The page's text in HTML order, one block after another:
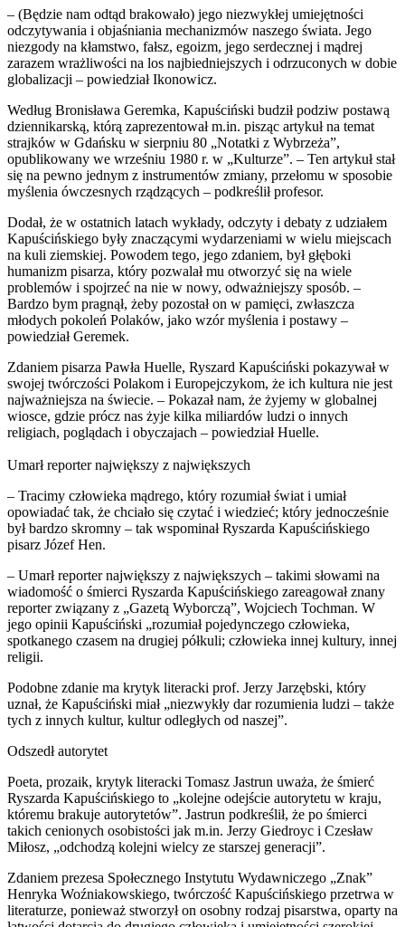
– (Będzie nam odtąd brakowało) jego niezwykłej umiejętności
odczytywania i objaśniania mechanizmów naszego świata. Jego
niezgody na kłamstwo, fałsz, egoizm, jego serdecznej i mądrej
zarazem wrażliwości na los najbiedniejszych i odrzuconych w dobie
globalizacji – powiedział Ikonowicz.
Według Bronisława Geremka, Kapuściński budził podziw postawą
dziennikarską, którą zaprezentował m.in. pisząc artykuł na temat
strajków w Gdańsku w sierpniu 80 „Notatki z Wybrzeża”,
opublikowany we wrześniu 1980 r. w „Kulturze”. – Ten artykuł stał
się na pewno jednym z instrumentów zmiany, przełomu w sposobie
myślenia ówczesnych rządzących – podkreślił profesor.
Dodał, że w ostatnich latach wykłady, odczyty i debaty z udziałem
Kapuścińskiego były znaczącymi wydarzeniami w wielu miejscach
na kuli ziemskiej. Powodem tego, jego zdaniem, był głęboki
humanizm pisarza, który pozwalał mu otworzyć się na wiele
problemów i spojrzeć na nie w nowy, odważniejszy sposób. –
Bardzo bym pragnął, żeby pozostał on w pamięci, zwłaszcza
młodych pokoleń Polaków, jako wzór myślenia i postawy –
powiedział Geremek.
Zdaniem pisarza Pawła Huelle, Ryszard Kapuściński pokazywał w
swojej twórczości Polakom i Europejczykom, że ich kultura nie jest
najważniejsza na świecie. – Pokazał nam, że żyjemy w globalnej
wiosce, gdzie prócz nas żyje kilka miliardów ludzi o innych
religiach, poglądach i obyczajach – powiedział Huelle.
Umarł reporter największy z największych
– Tracimy człowieka mądrego, który rozumiał świat i umiał
opowiadać tak, że chciało się czytać i wiedzieć; który jednocześnie
był bardzo skromny – tak wspominał Ryszarda Kapuścińskiego
pisarz Józef Hen.
– Umarł reporter największy z największych – takimi słowami na
wiadomość o śmierci Ryszarda Kapuścińskiego zareagował znany
reporter związany z „Gazetą Wyborczą”, Wojciech Tochman. W
jego opinii Kapuściński „rozumiał pojedynczego człowieka,
spotkanego czasem na drugiej półkuli; człowieka innej kultury, innej
religii.
Podobne zdanie ma krytyk literacki prof. Jerzy Jarzębski, który
uznał, że Kapuściński miał „niezwykły dar rozumienia ludzi – także
tych z innych kultur, kultur odległych od naszej”.
Odszedł autorytet
Poeta, prozaik, krytyk literacki Tomasz Jastrun uważa, że śmierć
Ryszarda Kapuścińskiego to „kolejne odejście autorytetu w kraju,
któremu brakuje autorytetów”. Jastrun podkreślił, że po śmierci
takich cenionych osobistości jak m.in. Jerzy Giedroyc i Czesław
Miłosz, „odchodzą kolejni wielcy ze starszej generacji”.
Zdaniem prezesa Społecznego Instytutu Wydawniczego „Znak”
Henryka Woźniakowskiego, twórczość Kapuścińskiego przetrwa w
literaturze, ponieważ stworzył on osobny rodzaj pisarstwa, oparty na